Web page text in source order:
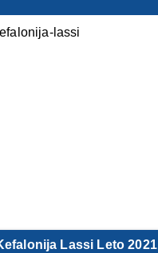
Lassi Leto 2021